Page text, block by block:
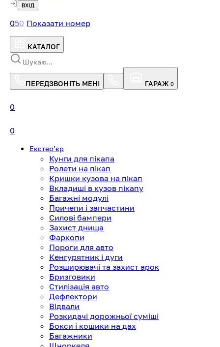
ВХІД
050 Показати номер
КАТАЛОГ
ПЕРЕДЗВОНІТЬ МЕНІ ГАРАЖ 0
0
0
Екстерʼєр
Кунги для пікапа
Ролети на пікап
Кришки кузова на пікап
Вкладиші в кузов пікапу
Багажні модулі
Причепи і запчастини
Силові бампери
Захист днища
Фаркопи
Пороги для авто
Кенгурятник і дуги
Розширювачі та захист арок
Бризговики
Стилізація авто
Дефлектори
Відвали
Розкидачі дорожньої суміші
Бокси і кошики на дах
Багажники